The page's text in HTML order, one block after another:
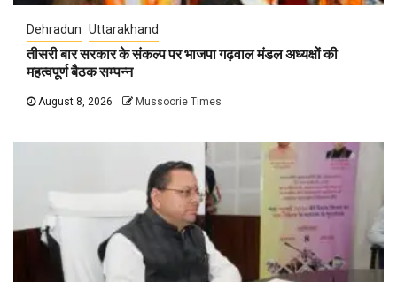
Dehradun Uttarakhand
तीसरी बार सरकार के संकल्प पर भाजपा गढ़वाल मंडल अध्यक्षों की
महत्वपूर्ण बैठक सम्पन्न
August 8, 2026 Mussoorie Times